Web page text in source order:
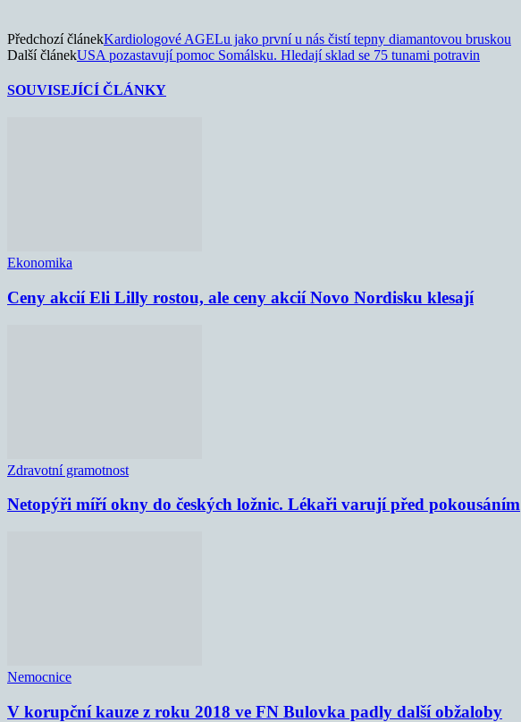
Předchozí článekKardiologové AGELu jako první u nás čistí tepny diamantovou bruskou
Další článekUSA pozastavují pomoc Somálsku. Hledají sklad se 75 tunami potravin
SOUVISEJÍCÍ ČLÁNKY
Ekonomika
Ceny akcií Eli Lilly rostou, ale ceny akcií Novo Nordisku klesají
Zdravotní gramotnost
Netopýři míří okny do českých ložnic. Lékaři varují před pokousáním
Nemocnice
V korupční kauze z roku 2018 ve FN Bulovka padly další obžaloby